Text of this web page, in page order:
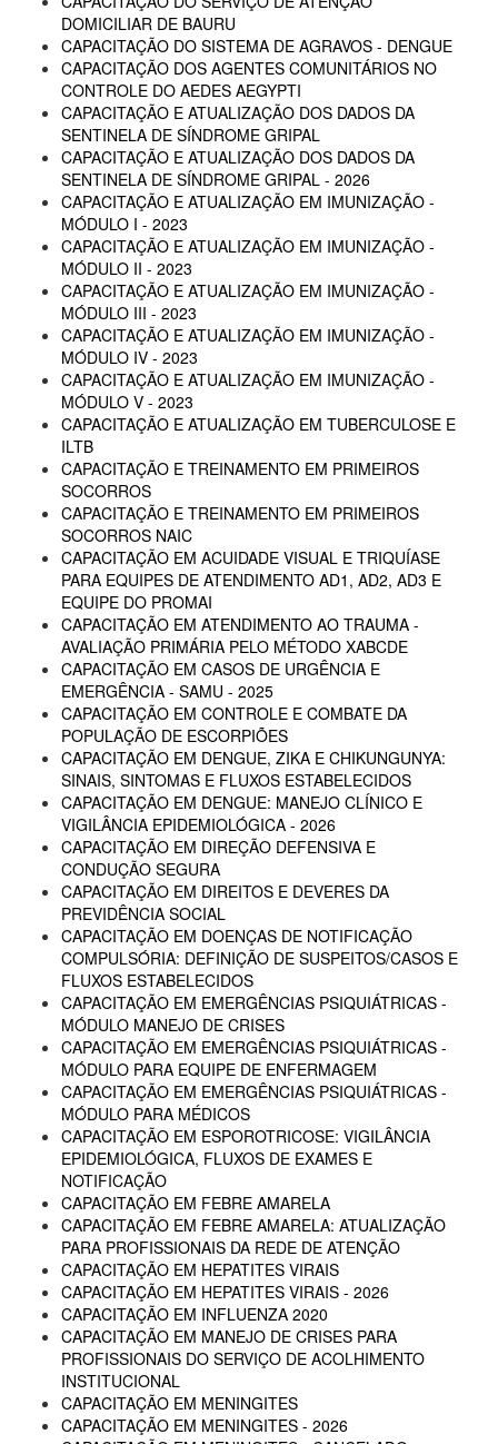
DOMICILIAR DE BAURU
CAPACITAÇÃO DO SISTEMA DE AGRAVOS - DENGUE
CAPACITAÇÃO DOS AGENTES COMUNITÁRIOS NO
CONTROLE DO AEDES AEGYPTI
CAPACITAÇÃO E ATUALIZAÇÃO DOS DADOS DA
SENTINELA DE SÍNDROME GRIPAL
CAPACITAÇÃO E ATUALIZAÇÃO DOS DADOS DA
SENTINELA DE SÍNDROME GRIPAL - 2026
CAPACITAÇÃO E ATUALIZAÇÃO EM IMUNIZAÇÃO -
MÓDULO I - 2023
CAPACITAÇÃO E ATUALIZAÇÃO EM IMUNIZAÇÃO -
MÓDULO II - 2023
CAPACITAÇÃO E ATUALIZAÇÃO EM IMUNIZAÇÃO -
MÓDULO III - 2023
CAPACITAÇÃO E ATUALIZAÇÃO EM IMUNIZAÇÃO -
MÓDULO IV - 2023
CAPACITAÇÃO E ATUALIZAÇÃO EM IMUNIZAÇÃO -
MÓDULO V - 2023
CAPACITAÇÃO E ATUALIZAÇÃO EM TUBERCULOSE E
ILTB
CAPACITAÇÃO E TREINAMENTO EM PRIMEIROS
SOCORROS
CAPACITAÇÃO E TREINAMENTO EM PRIMEIROS
SOCORROS NAIC
CAPACITAÇÃO EM ACUIDADE VISUAL E TRIQUÍASE
PARA EQUIPES DE ATENDIMENTO AD1, AD2, AD3 E
EQUIPE DO PROMAI
CAPACITAÇÃO EM ATENDIMENTO AO TRAUMA -
AVALIAÇÃO PRIMÁRIA PELO MÉTODO XABCDE
CAPACITAÇÃO EM CASOS DE URGÊNCIA E
EMERGÊNCIA - SAMU - 2025
CAPACITAÇÃO EM CONTROLE E COMBATE DA
POPULAÇÃO DE ESCORPIÕES
CAPACITAÇÃO EM DENGUE, ZIKA E CHIKUNGUNYA:
SINAIS, SINTOMAS E FLUXOS ESTABELECIDOS
CAPACITAÇÃO EM DENGUE: MANEJO CLÍNICO E
VIGILÂNCIA EPIDEMIOLÓGICA - 2026
CAPACITAÇÃO EM DIREÇÃO DEFENSIVA E
CONDUÇÃO SEGURA
CAPACITAÇÃO EM DIREITOS E DEVERES DA
PREVIDÊNCIA SOCIAL
CAPACITAÇÃO EM DOENÇAS DE NOTIFICAÇÃO
COMPULSÓRIA: DEFINIÇÃO DE SUSPEITOS/CASOS E
FLUXOS ESTABELECIDOS
CAPACITAÇÃO EM EMERGÊNCIAS PSIQUIÁTRICAS -
MÓDULO MANEJO DE CRISES
CAPACITAÇÃO EM EMERGÊNCIAS PSIQUIÁTRICAS -
MÓDULO PARA EQUIPE DE ENFERMAGEM
CAPACITAÇÃO EM EMERGÊNCIAS PSIQUIÁTRICAS -
MÓDULO PARA MÉDICOS
CAPACITAÇÃO EM ESPOROTRICOSE: VIGILÂNCIA
EPIDEMIOLÓGICA, FLUXOS DE EXAMES E
NOTIFICAÇÃO
CAPACITAÇÃO EM FEBRE AMARELA
CAPACITAÇÃO EM FEBRE AMARELA: ATUALIZAÇÃO
PARA PROFISSIONAIS DA REDE DE ATENÇÃO
CAPACITAÇÃO EM HEPATITES VIRAIS
CAPACITAÇÃO EM HEPATITES VIRAIS - 2026
CAPACITAÇÃO EM INFLUENZA 2020
CAPACITAÇÃO EM MANEJO DE CRISES PARA
PROFISSIONAIS DO SERVIÇO DE ACOLHIMENTO
INSTITUCIONAL
CAPACITAÇÃO EM MENINGITES
CAPACITAÇÃO EM MENINGITES - 2026